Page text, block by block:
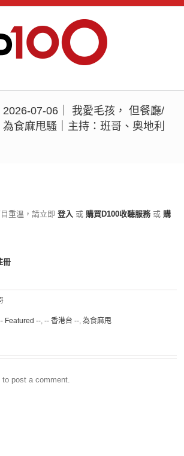
2026-07-06｜ 我愛毛孩， 但餐廳/
食麻甩騷｜主持：班哥、奧地利
重溫，請立即 登入 或 購買D100收聽服務 或 購
冊
Featured --, -- 香港台 --, 為食麻甩
to post a comment.